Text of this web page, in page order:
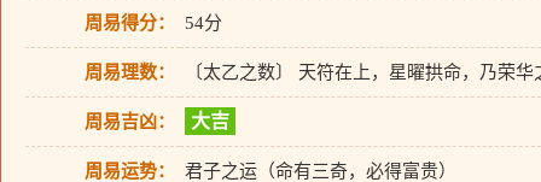
周易得分： 54分
周易理数： 〔太乙之数〕 天符在上，星曜拱命，乃荣华
周易吉凶： 大吉
周易运势： 君子之运（命有三奇，必得富贵）